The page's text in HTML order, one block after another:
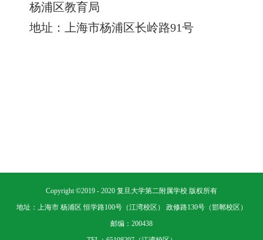
杨浦区教育局
地址：上海市杨浦区长岭路91号
Copyright ©2019 - 2020 复旦大学第二附属学校 版权所有
地址：上海市 杨浦区 恒学路100号（江湾校区） 政修路130号（邯郸校区）
邮编：200438